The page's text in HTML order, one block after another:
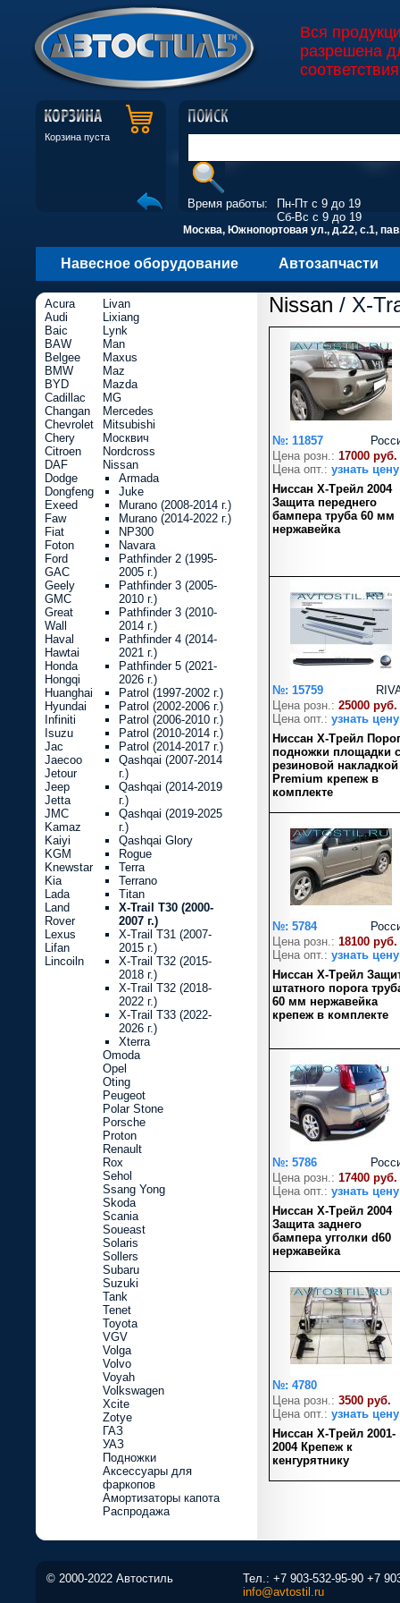
Вся
разрешена
Корзина пуста
Время работы:
Пн-Пт с 9 до 19
Сб-Вс с 9 до 19
Москва, Южнопортовая ул., д.22, с.1,
Навесное оборудование Автозапчасти
Nissan / X-
№: 11857
Цена розн.: 17000 руб.
Цена опт.: узнать цену
Ниссан Х-Трейл 2004
Защита переднего
бампера труба 60 мм
нержавейка
№: 15759
Цена розн.: 25000 руб.
Цена опт.: узнать цену
Ниссан Х-Трейл
подножки площадки с
резиновой накладкой
Premium крепеж в
комплекте
№: 5784
Цена розн.: 18100 руб.
Цена опт.: узнать цену
Ниссан Х-Трейл
штатного порога
60 мм нержавейка
крепеж в комплекте
№: 5786
Цена розн.: 17400 руб.
Цена опт.: узнать цену
Ниссан Х-Трейл 2004
Защита заднего
бампера угголки d60
нержавейка
№: 4780
Цена розн.: 3500 руб.
Цена опт.: узнать цену
Ниссан Х-Трейл 2001-
2004 Крепеж к
кенгурятнику
Acura
Audi
Baic
BAW
Belgee
BMW
BYD
Cadillac
Changan
Chevrolet
Chery
Citroen
DAF
Dodge
Dongfeng
Exeed
Faw
Fiat
Foton
Ford
GAC
Geely
GMC
Great
Wall
Haval
Hawtai
Honda
Hongqi
Huanghai
Hyundai
Infiniti
Isuzu
Jac
Jaecoo
Jetour
Jeep
Jetta
JMC
Kamaz
Kaiyi
KGM
Knewstar
Kia
Lada
Land
Rover
Lexus
Lifan
Lincoiln
Livan
Lixiang
Lynk
Man
Maxus
Maz
Mazda
MG
Mercedes
Mitsubishi
Москвич
Nordcross
Nissan
Armada
Juke
Murano (2008-2014 г.)
Murano (2014-2022 г.)
NP300
Navara
Pathfinder 2 (1995-
2005 г.)
Pathfinder 3 (2005-
2010 г.)
Pathfinder 3 (2010-
2014 г.)
Pathfinder 4 (2014-
2021 г.)
Pathfinder 5 (2021-
2026 г.)
Patrol (1997-2002 г.)
Patrol (2002-2006 г.)
Patrol (2006-2010 г.)
Patrol (2010-2014 г.)
Patrol (2014-2017 г.)
Qashqai (2007-2014
г.)
Qashqai (2014-2019
г.)
Qashqai (2019-2025
г.)
Qashqai Glory
Rogue
Terra
Terrano
Titan
X-Trail T30 (2000-
2007 г.)
X-Trail T31 (2007-
2015 г.)
X-Trail T32 (2015-
2018 г.)
X-Trail T32 (2018-
2022 г.)
X-Trail T33 (2022-
2026 г.)
Xterra
Omoda
Opel
Oting
Peugeot
Polar Stone
Porsche
Proton
Renault
Rox
Sehol
Ssang Yong
Skoda
Scania
Soueast
Solaris
Sollers
Subaru
Suzuki
Tank
Tenet
Toyota
VGV
Volga
Volvo
Voyah
Volkswagen
Xcite
Zotye
ГАЗ
УАЗ
Подножки
Аксессуары для
фаркопов
Амортизаторы капота
Распродажа
© 2000-2022 Автостиль Тел.: +7 903-532-95-90 +7
info@avtostil.ru